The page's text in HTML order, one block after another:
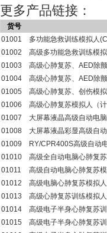
更多产品链接：
货号
01001
多功能急救训练模拟人
01002
高级多功能急救训练模
01003
高级心肺复苏、AED除
01004
高级心肺复苏、AED除
01005
高级心肺复苏、创伤模
01006
高级心肺复苏模拟人（
01007
大屏幕液晶高级自动电
01008
大屏幕液晶彩显高级自
01009
RY/CPR400S高级自动
01010
高级全自动电脑心肺复
01011
高级自动电脑心肺复苏
01012
高级电脑心肺复苏模拟人
01013
高级心肺复苏训练模拟人
01014
高级电子半身心肺复苏
01015
高级电子半身心肺复苏